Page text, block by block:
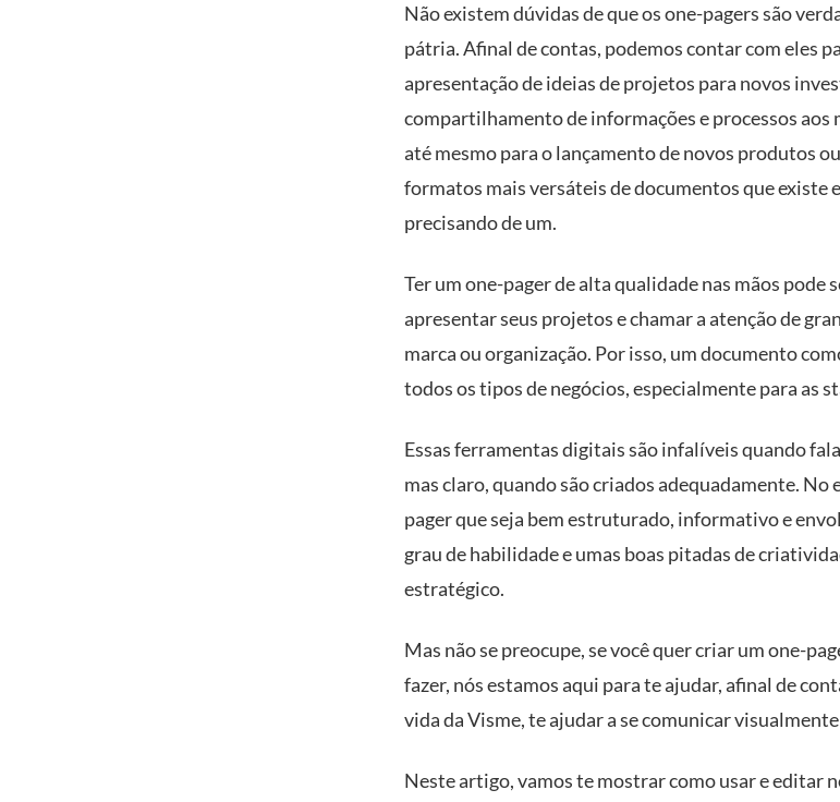
Não existem dúvidas de que os one-pagers são
pátria. Afinal de contas, podemos contar com eles
apresentação de ideias de projetos para novos
compartilhamento de informações e processos aos
até mesmo para o lançamento de novos produtos
formatos mais versáteis de documentos que existe
precisando de um.
Ter um one-pager de alta qualidade nas mãos pode
apresentar seus projetos e chamar a atenção de
marca ou organização. Por isso, um documento
todos os tipos de negócios, especialmente para as
Essas ferramentas digitais são infalíveis quando
mas claro, quando são criados adequadamente. No
pager que seja bem estruturado, informativo e
grau de habilidade e umas boas pitadas de
estratégico.
Mas não se preocupe, se você quer criar um one-
fazer, nós estamos aqui para te ajudar, afinal de
vida da Visme, te ajudar a se comunicar
Neste artigo, vamos te mostrar como usar e editar